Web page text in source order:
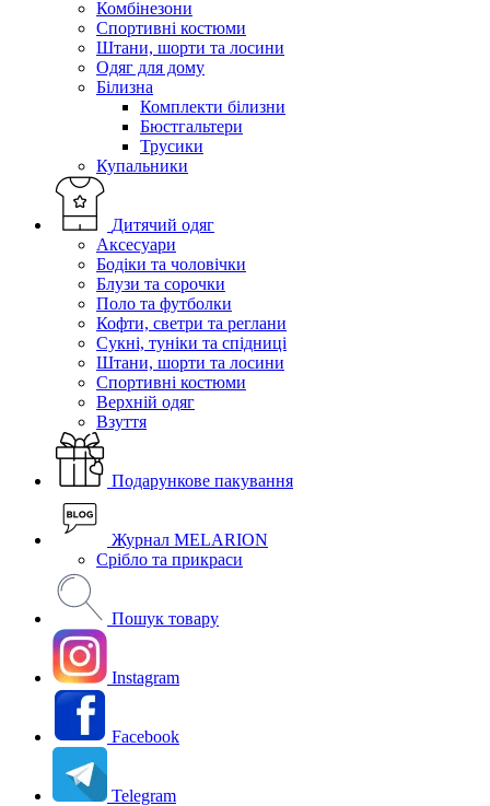
Комбінезони
Спортивні костюми
Штани, шорти та лосини
Одяг для дому
Білизна
Комплекти білизни
Бюстгальтери
Трусики
Купальники
Дитячий одяг
Аксесуари
Бодіки та чоловічки
Блузи та сорочки
Поло та футболки
Кофти, светри та реглани
Сукні, туніки та спідниці
Штани, шорти та лосини
Спортивні костюми
Верхній одяг
Взуття
Подарункове пакування
Журнал MELARION
Срібло та прикраси
Пошук товару
Instagram
Facebook
Telegram